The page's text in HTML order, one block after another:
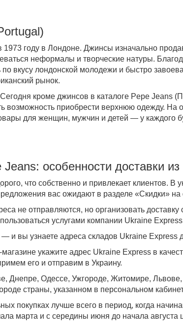
1973 году в Лондоне. Джинсы изначально
неформалы и творческие натуры.
вкусу лондонской молодежи и быстро
рынок.
кроме джинсов в каталоге Pepe Jeans
возможность приобрести верхнюю одежду. На
для женщин, мужчин и детей — у каждого
Jeans: особенности доставки
что собственно и привлекает клиентов. В
вас ожидают в разделе «Скидки» на
не отправляются, но организовать доставку
услугами компании Ukraine
и вы узнаете адреса складов Ukraine Express
укажите адрес Ukraine Express в
его и отправим в Украину.
Днепре, Одессе, Ужгороде, Житомире,
страны, указанном в персональном
покупках лучше всего в период, когда
марта и с середины июня до начала